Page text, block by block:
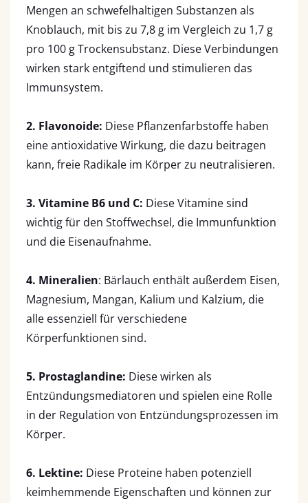
Mengen an schwefelhaltigen Substanzen als
Knoblauch, mit bis zu 7,8 g im Vergleich zu 1,7 g
pro 100 g Trockensubstanz. Diese Verbindungen
wirken stark entgiftend und stimulieren das
Immunsystem.
2. Flavonoide: Diese Pflanzenfarbstoffe haben
eine antioxidative Wirkung, die dazu beitragen
kann, freie Radikale im Körper zu neutralisieren.
3. Vitamine B6 und C: Diese Vitamine sind
wichtig für den Stoffwechsel, die Immunfunktion
und die Eisenaufnahme.
4. Mineralien: Bärlauch enthält außerdem Eisen,
Magnesium, Mangan, Kalium und Kalzium, die
alle essenziell für verschiedene
Körperfunktionen sind.
5. Prostaglandine: Diese wirken als
Entzündungsmediatoren und spielen eine Rolle
in der Regulation von Entzündungsprozessen im
Körper.
6. Lektine: Diese Proteine haben potenziell
keimhemmende Eigenschaften und können zur